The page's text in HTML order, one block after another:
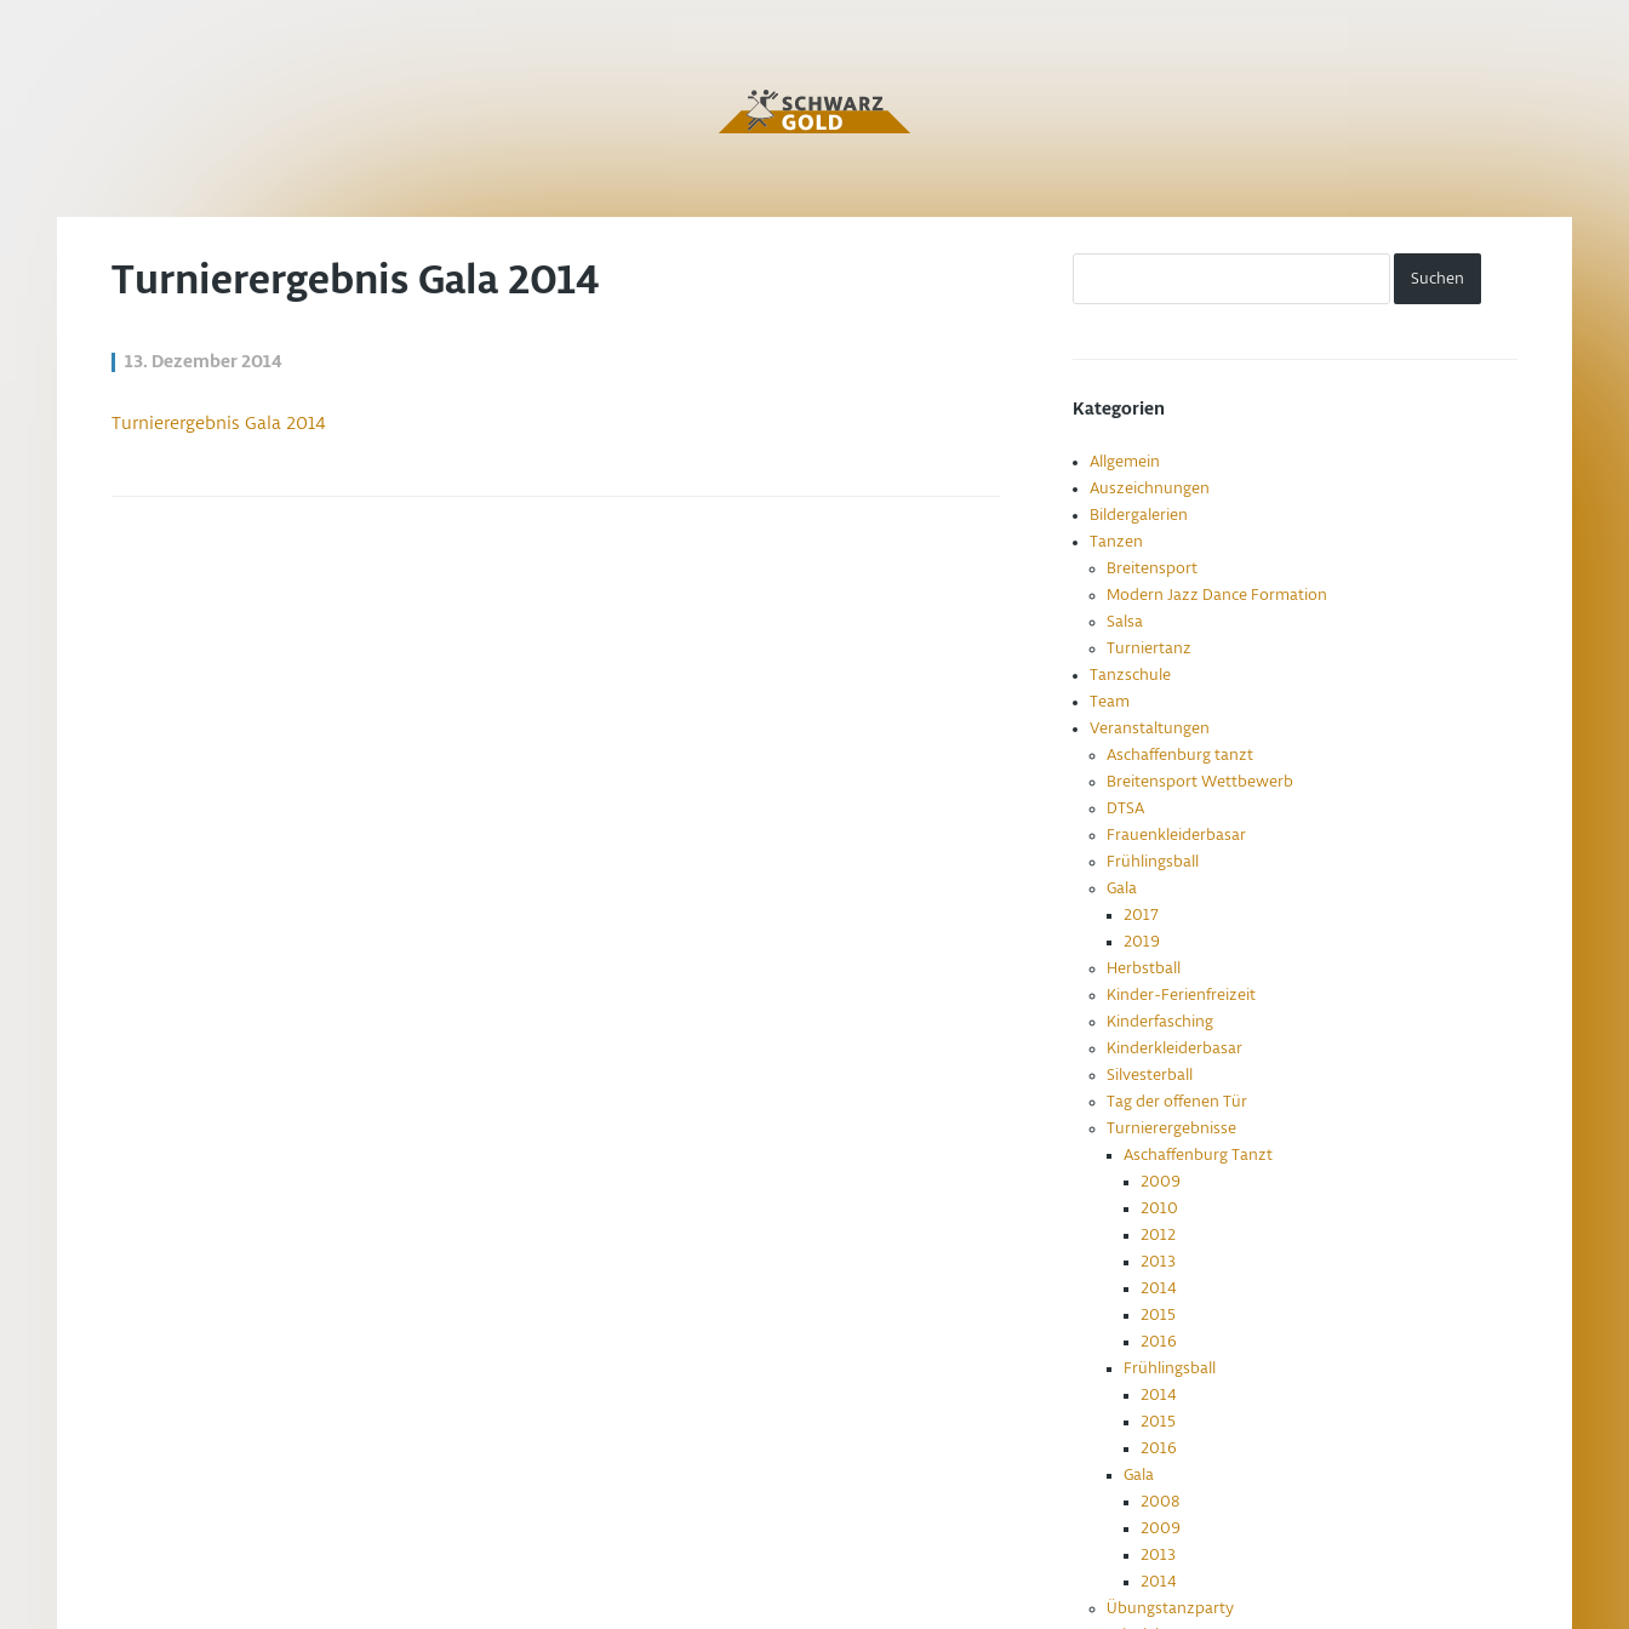
Turnierergebnis Gala 2014
13. Dezember 2014
Turnierergebnis Gala 2014
Kategorien
Allgemein
Auszeichnungen
Bildergalerien
Tanzen
Breitensport
Modern Jazz Dance Formation
Salsa
Turniertanz
Tanzschule
Team
Veranstaltungen
Aschaffenburg tanzt
Breitensport Wettbewerb
DTSA
Frauenkleiderbasar
Frühlingsball
Gala
2017
2019
Herbstball
Kinder-Ferienfreizeit
Kinderfasching
Kinderkleiderbasar
Silvesterball
Tag der offenen Tür
Turnierergebnisse
Aschaffenburg Tanzt
2009
2010
2012
2013
2014
2015
2016
Frühlingsball
2014
2015
2016
Gala
2008
2009
2013
2014
Übungstanzparty